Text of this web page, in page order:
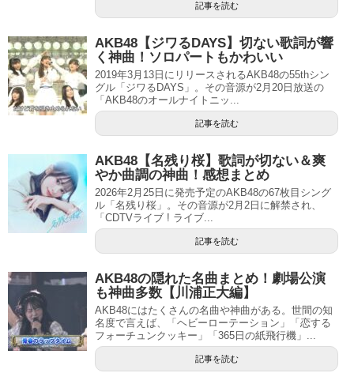
記事を読む
AKB48【ジワるDAYS】切ない歌詞が響
く神曲！ソロパートもかわいい
2019年3月13日にリリースされるAKB48の55thシン
グル「ジワるDAYS」。その音源が2月20日放送の
「AKB48のオールナイトニッ...
記事を読む
AKB48【名残り桜】歌詞が切ない＆爽
やか曲調の神曲！感想まとめ
2026年2月25日に発売予定のAKB48の67枚目シング
ル「名残り桜」。その音源が2月2日に解禁され、
「CDTVライブ ! ライブ...
記事を読む
AKB48の隠れた名曲まとめ！劇場公演
も神曲多数【川浦正大編】
AKB48にはたくさんの名曲や神曲がある。世間の知
名度で言えば、「ヘビーローテーション」「恋する
フォーチュンクッキー」「365日の紙飛行機」...
記事を読む